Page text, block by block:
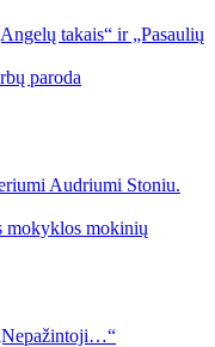
takais“ ir „Pasaulių
paroda
Audriumi Stoniu.
mokyklos mokinių